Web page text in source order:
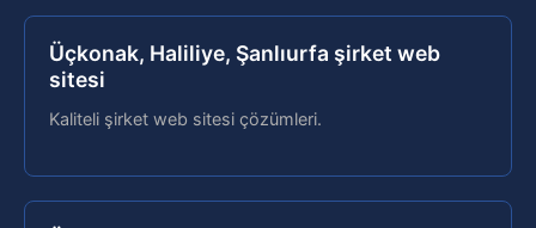
Üçkonak, Haliliye, Şanlıurfa şirket web
sitesi
Kaliteli şirket web sitesi çözümleri.